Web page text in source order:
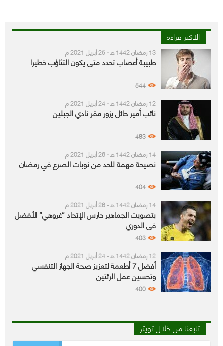
الاكثر قراءة
13 رمضان 1442 هـ - 25 أبريل 2021 م
طبيبة أعصاب تحدد متى يكون التثاؤب خطيرا
544
12 رمضان 1442 هـ - 24 أبريل 2021 م
نائب أمير حائل يزور مقر نادي الجبلين
483
14 رمضان 1442 هـ - 26 أبريل 2021 م
نصيحة مهمة للحد من نوبات الصرع في رمضان
404
14 رمضان 1442 هـ - 26 أبريل 2021 م
بتصويت الجماهير حارس الإتحاد “غروهي” الأفضل
في الدوري
403
12 رمضان 1442 هـ - 24 أبريل 2021 م
أفضل 7 أطعمة لتعزيز صحة الجهاز التنفسي
وتحسين عمل الرئتين
400
تابعنا من خلال تويتر